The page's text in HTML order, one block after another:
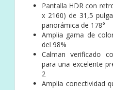
Pantalla HDR con
x 2160) de 31,5
panorámica de 178°
Amplia gama de
del 98%
Calman verificado
para una excelente
2
Amplia conectividad